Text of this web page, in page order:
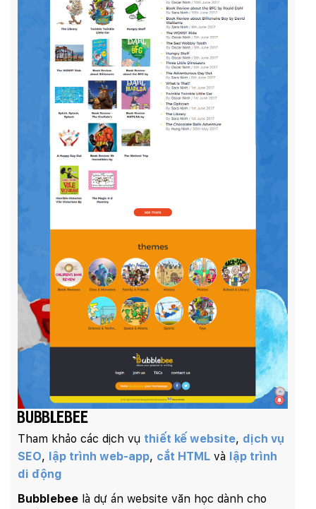
Bubblebee
Tham khảo các dịch vụ thiết kế website, dịch vụ
SEO, lập trình web-app, cắt HTML và lập trình
di động
Bubblebee là dự án website văn học dành cho